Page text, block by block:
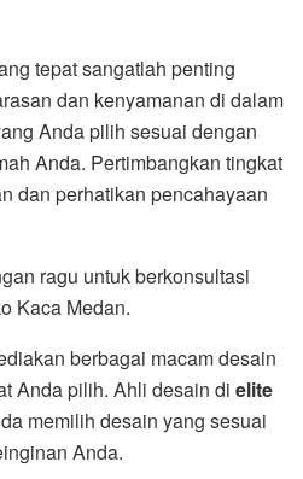
tepat sangatlah penting
dan kenyamanan di dalam
Anda pilih sesuai dengan
Anda. Pertimbangkan tingkat
dan perhatikan pencahayaan
ragu untuk berkonsultasi
Kaca Medan.
berbagai macam desain
Anda pilih. Ahli desain di elite
memilih desain yang sesuai
Anda.